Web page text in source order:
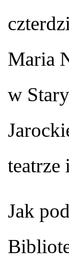
Maria
w
teatrze
Jak